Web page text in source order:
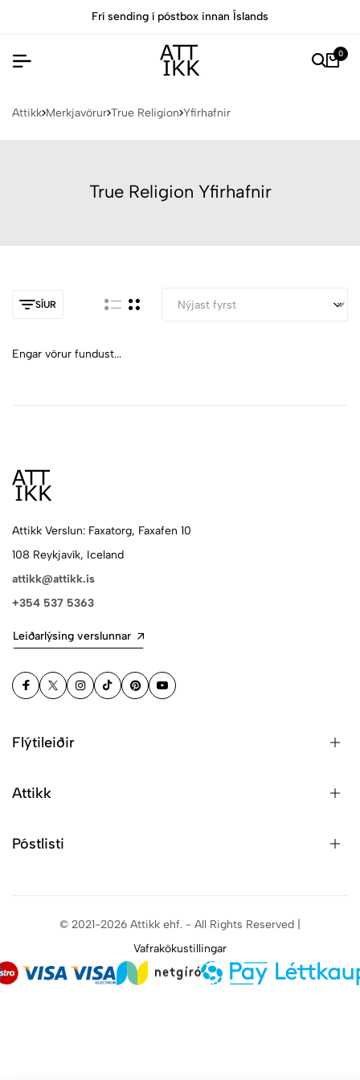
Frí sending í póstbox innan Íslands
0
Attikk Merkjavörur True Religion Yfirhafnir
True Religion Yfirhafnir
SÍUR
Engar vörur fundust...
Attikk Verslun: Faxatorg, Faxafen 10
108 Reykjavík, Iceland
attikk@attikk.is
+354 537 5363
Leiðarlýsing verslunnar
Flýtileiðir
Attikk
Póstlisti
© 2021-2026 Attikk ehf. - All Rights Reserved |
Vafrakökustillingar